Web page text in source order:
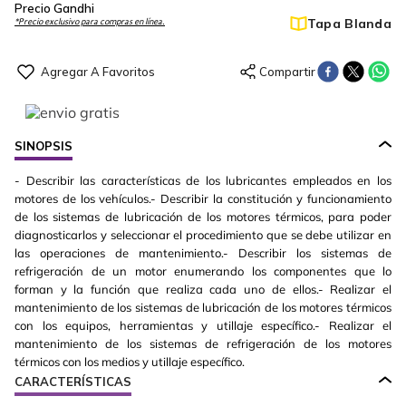
Precio Gandhi
*Precio exclusivo para compras en línea. Tapa Blanda
SINOPSIS
- Describir las características de los lubricantes empleados en los
motores de los vehículos.- Describir la constitución y funcionamiento
de los sistemas de lubricación de los motores térmicos, para poder
diagnosticarlos y seleccionar el procedimiento que se debe utilizar en
las operaciones de mantenimiento.- Describir los sistemas de
refrigeración de un motor enumerando los componentes que lo
forman y la función que realiza cada uno de ellos.- Realizar el
mantenimiento de los sistemas de lubricación de los motores térmicos
con los equipos, herramientas y utillaje específico.- Realizar el
mantenimiento de los sistemas de refrigeración de los motores
térmicos con los medios y utillaje específico.
CARACTERÍSTICAS